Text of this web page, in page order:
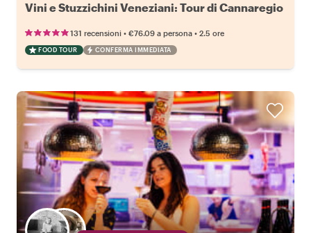
Vini e Stuzzichini Veneziani: Tour di Cannaregio
131 recensioni • €76.09 a persona • 2.5 ore
FOOD TOUR CONFERMA IMMEDIATA